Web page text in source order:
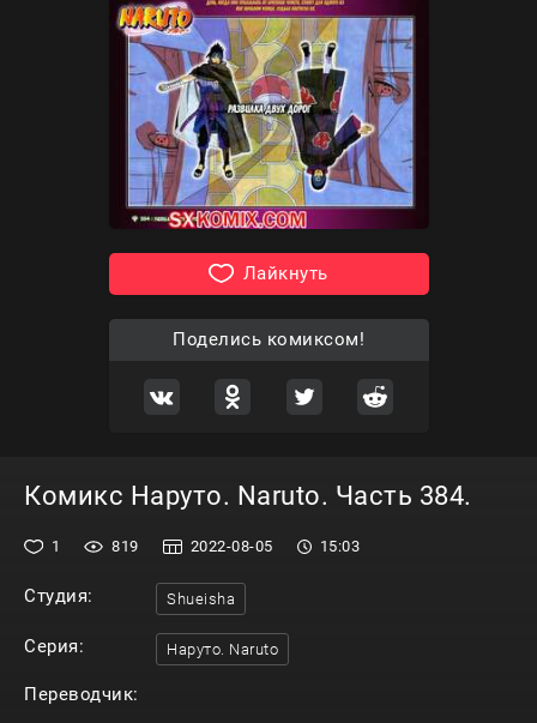
Лайкнуть
Поделись комиксом!
Комикс Наруто. Naruto. Часть 384.
1 819 2022-08-05 15:03
Студия: Shueisha
Серия: Наруто. Naruto
Переводчик: